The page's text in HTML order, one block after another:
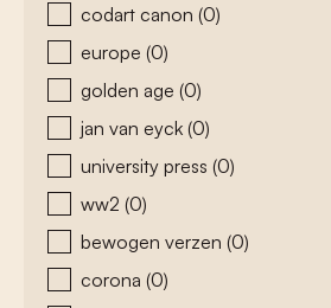
codart canon (0)
europe (0)
golden age (0)
jan van eyck (0)
university press (0)
ww2 (0)
bewogen verzen (0)
corona (0)